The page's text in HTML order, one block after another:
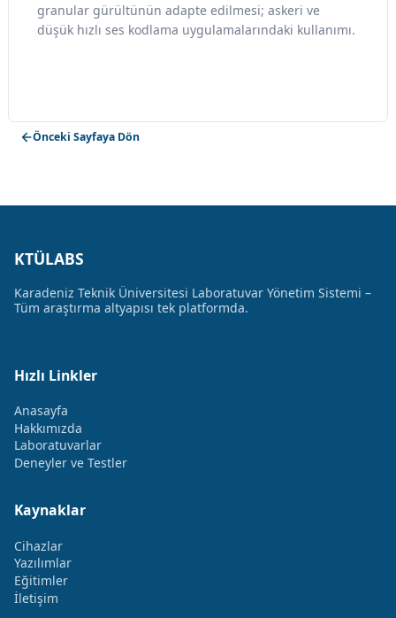
granular gürültünün adapte edilmesi; askeri ve
düşük hızlı ses kodlama uygulamalarındaki kullanımı.
Önceki Sayfaya Dön
KTÜLABS
Karadeniz Teknik Üniversitesi Laboratuvar Yönetim Sistemi –
Tüm araştırma altyapısı tek platformda.
Hızlı Linkler
Anasayfa
Hakkımızda
Laboratuvarlar
Deneyler ve Testler
Kaynaklar
Cihazlar
Yazılımlar
Eğitimler
İletişim